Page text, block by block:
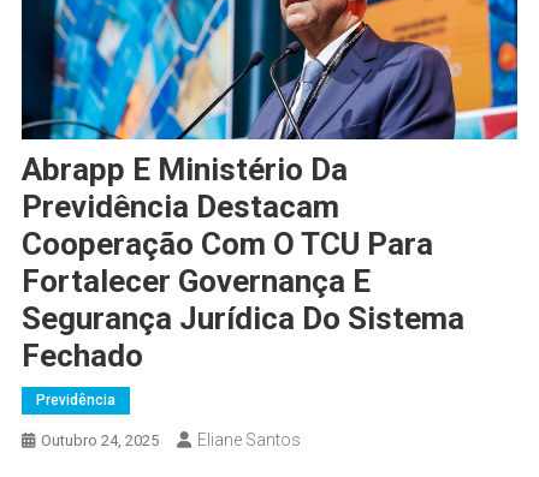
Abrapp E Ministério Da
Previdência Destacam
Cooperação Com O TCU Para
Fortalecer Governança E
Segurança Jurídica Do Sistema
Fechado
Previdência
Outubro 24, 2025 Eliane Santos